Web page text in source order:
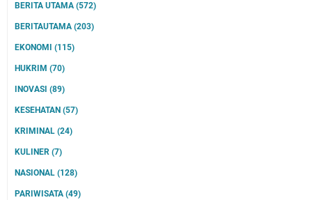
BERITA UTAMA (572)
BERITAUTAMA (203)
EKONOMI (115)
HUKRIM (70)
INOVASI (89)
KESEHATAN (57)
KRIMINAL (24)
KULINER (7)
NASIONAL (128)
PARIWISATA (49)